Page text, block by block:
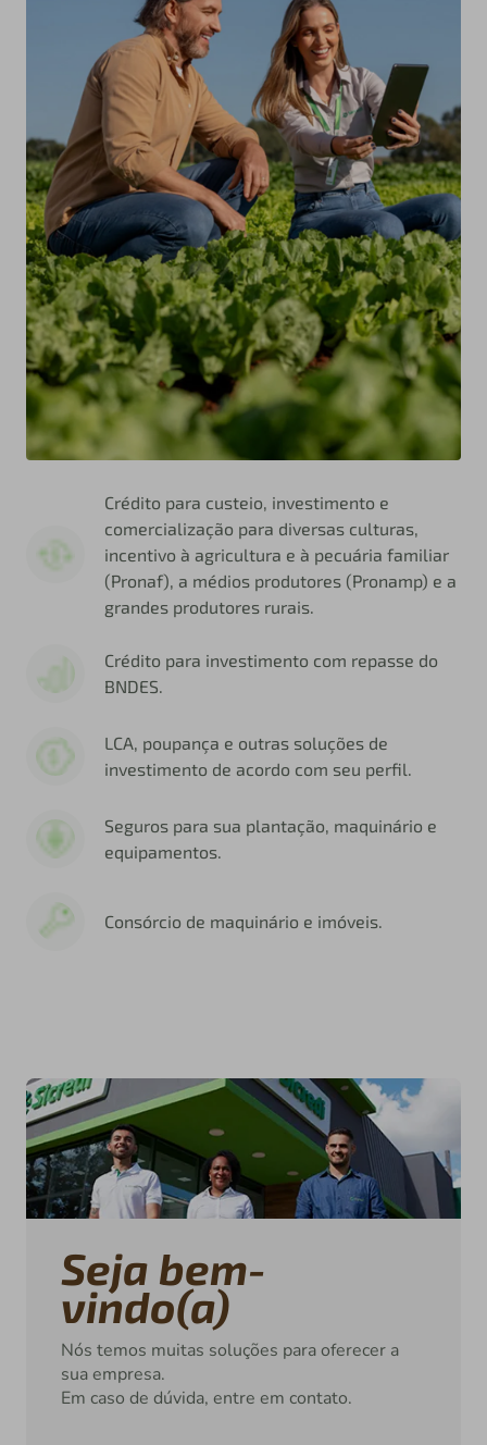
Crédito para custeio, investimento e
comercialização para diversas culturas,
incentivo à agricultura e à pecuária familiar
(Pronaf), a médios produtores (Pronamp) e a
grandes produtores rurais.
Crédito para investimento com repasse do
BNDES.
LCA, poupança e outras soluções de
investimento de acordo com seu perfil.
Seguros para sua plantação, maquinário e
equipamentos.
Consórcio de maquinário e imóveis.
Seja bem-
vindo(a)
Nós temos muitas soluções para oferecer a
sua empresa.
Em caso de dúvida, entre em contato.